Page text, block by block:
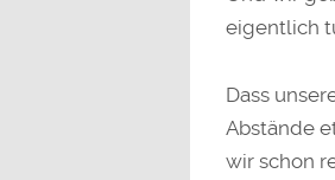
eigentlich
Dass
Abstände
wir schon